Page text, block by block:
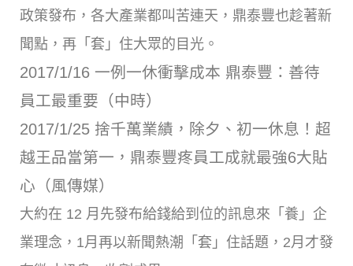
政策發布，各大產業都叫苦連天，鼎泰豐也趁著新
聞點，再「套」住大眾的目光。
2017/1/16 一例一休衝擊成本 鼎泰豐：善待
員工最重要（中時）
2017/1/25 捨千萬業績，除夕、初一休息！超
越王品當第一，鼎泰豐疼員工成就最強6大貼
心（風傳媒）
大約在 12 月先發布給錢給到位的訊息來「養」企
業理念，1月再以新聞熱潮「套」住話題，2月才發